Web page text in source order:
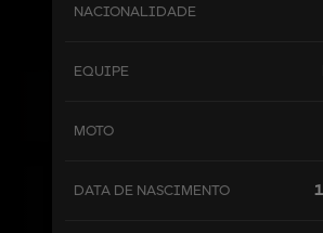
NACIONALIDADE
EQUIPE
MOTO
DATA DE NASCIMENTO